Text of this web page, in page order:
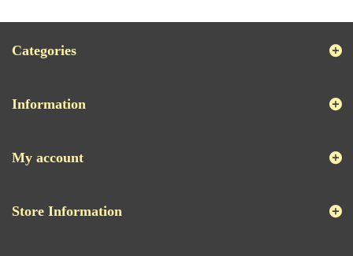
Categories
Information
My account
Store Information